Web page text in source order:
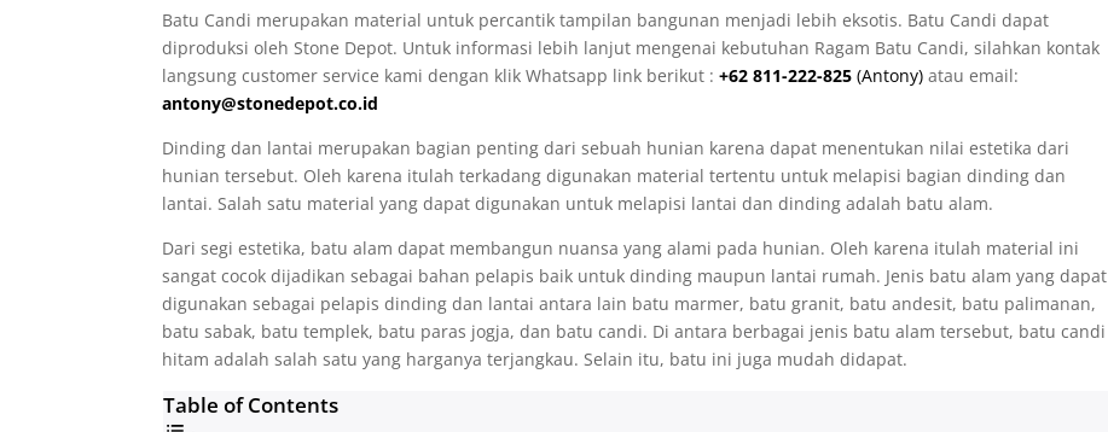
Batu Candi merupakan material untuk percantik tampilan bangunan menjadi lebih eksotis. Batu Candi dapat
diproduksi oleh Stone Depot. Untuk informasi lebih lanjut mengenai kebutuhan Ragam Batu Candi, silahkan kontak
langsung customer service kami dengan klik Whatsapp link berikut :+62 811-222-825 (Antony) atau email:
antony@stonedepot.co.id
Dinding dan lantai merupakan bagian penting dari sebuah hunian karena dapat menentukan nilai estetika dari
hunian tersebut. Oleh karena itulah terkadang digunakan material tertentu untuk melapisi bagian dinding dan
lantai. Salah satu material yang dapat digunakan untuk melapisi lantai dan dinding adalah batu alam.
Dari segi estetika, batu alam dapat membangun nuansa yang alami pada hunian. Oleh karena itulah material ini
sangat cocok dijadikan sebagai bahan pelapis baik untuk dinding maupun lantai rumah. Jenis batu alam yang dapat
digunakan sebagai pelapis dinding dan lantai antara lain batu marmer, batu granit, batu andesit, batu palimanan,
batu sabak, batu templek, batu paras jogja, dan batu candi. Di antara berbagai jenis batu alam tersebut, batu candi
hitam adalah salah satu yang harganya terjangkau. Selain itu, batu ini juga mudah didapat.
Table of Contents